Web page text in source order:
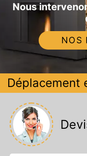
Nous
NOS
Déplacement